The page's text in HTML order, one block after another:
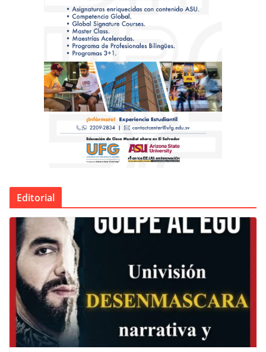
Editorial